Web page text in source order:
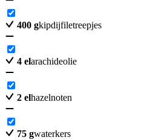
400 gkipdijfiletreepjes
4 elarachideolie
2 elhazelnoten
75 gwaterkers